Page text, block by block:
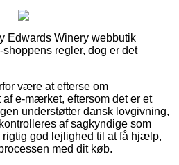
Edwards Winery webbutik
regler, dog er det
være at efterse om
e-mærket, eftersom det er et
understøtter dansk lovgivning,
af sagkyndige som
rigtig god lejlighed til at få hjælp,
med dit køb.